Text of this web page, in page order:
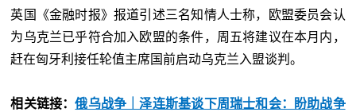
英国《金融时报》报道引述三名知情人士称，欧盟委员会认
为乌克兰已乎符合加入欧盟的条件，周五将建议在本月内，
赶在匈牙利接任轮值主席国前启动乌克兰入盟谈判。
相关链接：俄乌战争｜泽连斯基谈下周瑞士和会：盼助战争